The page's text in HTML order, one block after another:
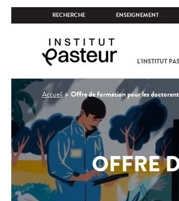
RECHERCHE ENSEIGNEMENT
L'INSTITUT
Vous
êtes
ici
Accueil Offre de formation pour les
OFFRE